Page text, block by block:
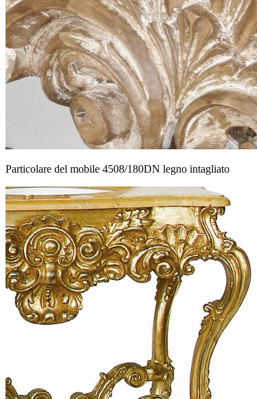
Particolare del mobile 4508/180DN legno intagliato